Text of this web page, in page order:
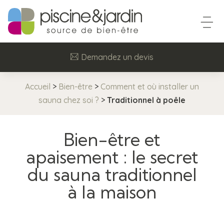
Demandez un devis
Accueil > Bien-être > Comment et où installer un
sauna chez soi ? > Traditionnel à poêle
Bien-être et
apaisement : le secret
du sauna traditionnel
à la maison